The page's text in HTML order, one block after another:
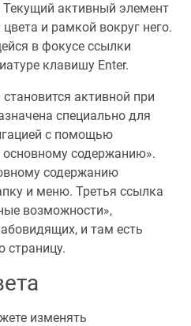
активный элемент
и рамкой вокруг него.
в фокусе ссылки
клавишу Enter.
активной при
специально для
с помощью
содержанию».
содержанию
и меню. Третья ссылка
возможности»,
и там есть
страницу.
изменять